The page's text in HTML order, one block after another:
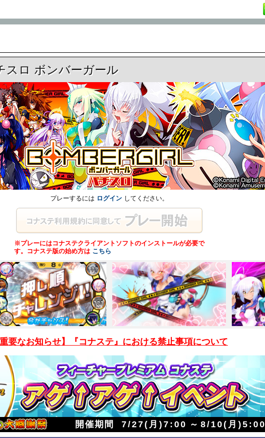
スロ ボンバーガール
プレーするには ログイン してください。
※プレーにはコナステクライアントソフトのインストールが必要で
す。コナステ版の始め方は こちら
要なお知らせ】『コナステ』における禁止事項について
開催期間 7/27(月)7:00 ～ 8/10(月)5:00